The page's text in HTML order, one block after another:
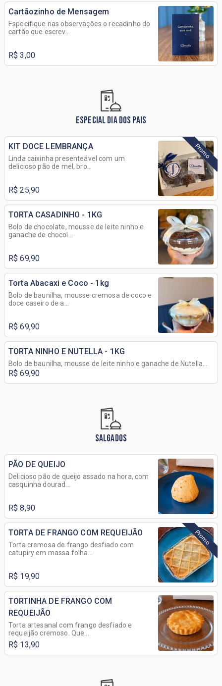
Cartãozinho de Mensagem
Especifique nas observações o recadinho do
cartão que escrev...
R$ 3,00
ESPECIAL DIA DOS PAIS
KIT DOCE LEMBRANÇA Promo
Linda caixinha presenteável com um
delicioso pão de mel, bro...
R$ 25,90
TORTA CASADINHO - 1KG
Bolo de chocolate, mousse de leite ninho e
ganache de chocol...
R$ 69,90
Torta Abacaxi e Coco - 1kg
Bolo de baunilha, mousse cremosa de coco e
doce caseiro de a...
R$ 69,90
TORTA NINHO E NUTELLA - 1KG
Bolo de baunilha, mousse de leite ninho e ganache de Nutella...
R$ 69,90
SALGADOS
PÃO DE QUEIJO
Delicioso pão de queijo assado na hora, com
casquinha dourad...
R$ 8,90
TORTA DE FRANGO COM REQUEIJÃO Promo
Torta cremosa de frango desfiado com
catupiry em massa folha...
R$ 19,90
TORTINHA DE FRANGO COM
REQUEIJÃO
Torta artesanal com frango desfiado e
requeijão cremoso. Que...
R$ 13,90